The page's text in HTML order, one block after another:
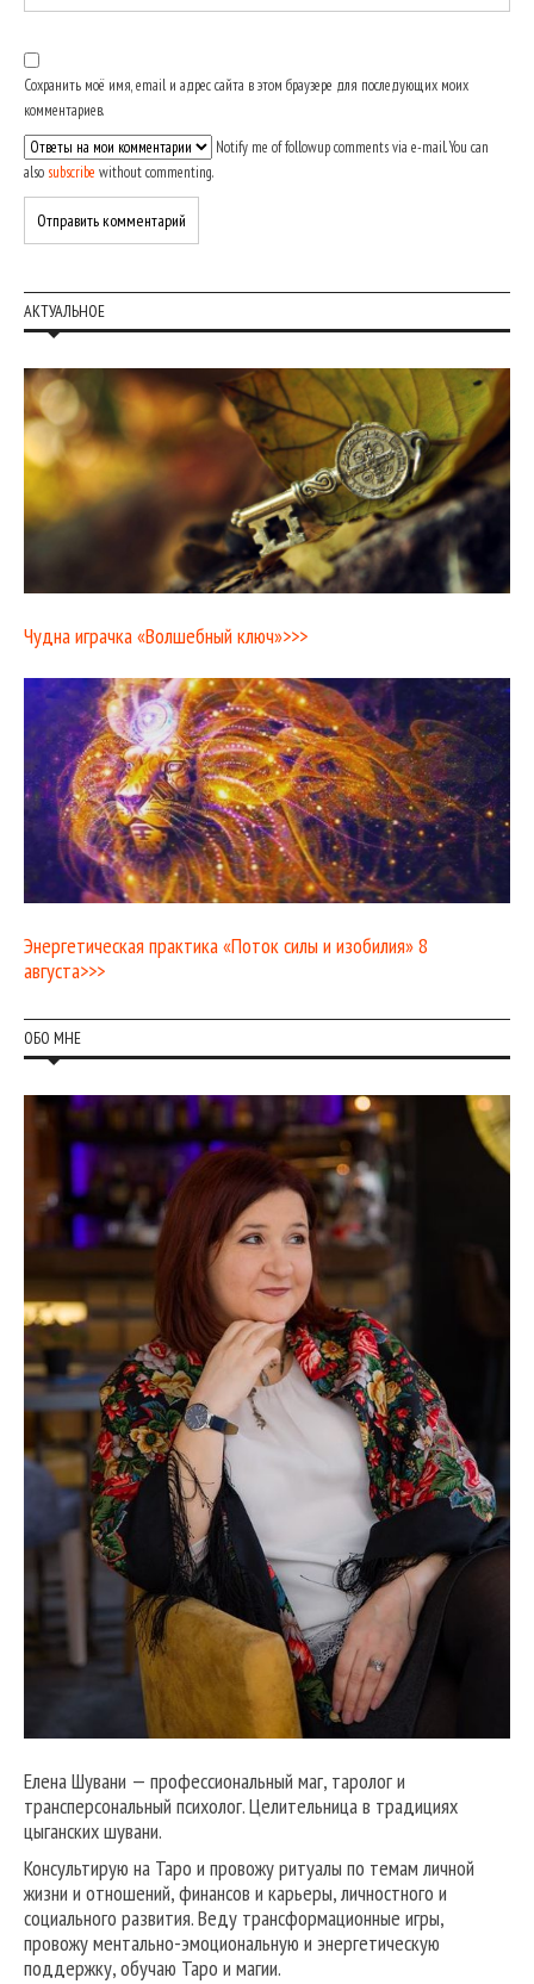
Сохранить моё имя, email и адрес сайта в этом браузере для последующих моих
комментариев.
Notify me of followup comments via e-mail. You can
also subscribe without commenting.
АКТУАЛЬНОЕ
Чудна играчка «Волшебный ключ»>>>
Энергетическая практика «Поток силы и изобилия» 8
августа>>>
ОБО МНЕ
Елена Шувани — профессиональный маг, таролог и
трансперсональный психолог. Целительница в традициях
цыганских шувани.
Консультирую на Таро и провожу ритуалы по темам личной
жизни и отношений, финансов и карьеры, личностного и
социального развития. Веду трансформационные игры,
провожу ментально-эмоциональную и энергетическую
поддержку, обучаю Таро и магии.